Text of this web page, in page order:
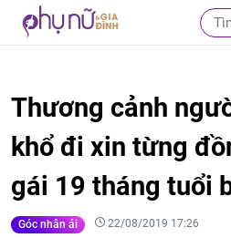
Thương cảnh
khổ đi xin từng
gái 19 tháng tuổi
Góc nhân ái 22/08/2019 17:26